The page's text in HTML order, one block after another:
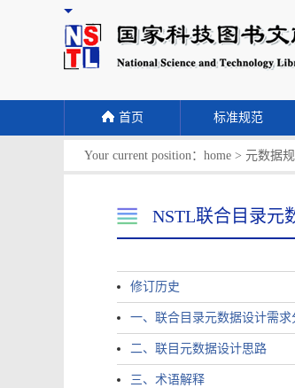
首页 标准规范
Your current position： home > 元数据
NSTL联合目录元
修订历史
一、联合目录元数据设计需求
二、联目元数据设计思路
三、术语解释